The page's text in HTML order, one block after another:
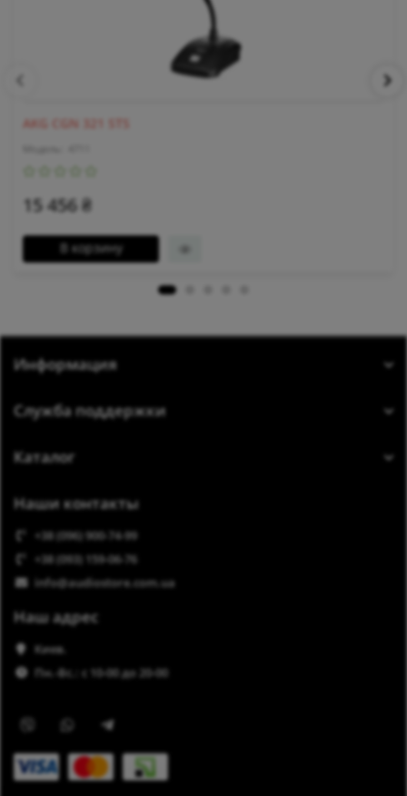
AKG CGN 321 STS
15 456 ₴
В корзину
Информация
Служба поддержки
Каталог
Наши контакты
+38 (096) 900-74-99
+38 (093) 159-06-76
info@audiostore.com.ua
Наш адрес
Киев.
Пн.-Вс.: с 10-00 до 20-00